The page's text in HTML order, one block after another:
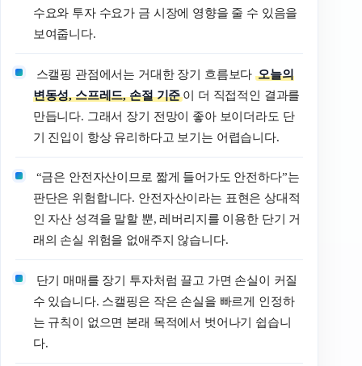
수요와 투자 수요가 금 시장에 영향을 줄 수 있음을
보여줍니다.
스캘핑 관점에서는 거대한 장기 흐름보다오늘의
변동성, 스프레드, 손절 기준 이 더 직접적인 결과를
만듭니다. 그래서 장기 전망이 좋아 보이더라도 단
기 진입이 항상 유리하다고 보기는 어렵습니다.
“금은 안전자산이므로 짧게 들어가도 안전하다”는
판단은 위험합니다. 안전자산이라는 표현은 상대적
인 자산 성격을 말할 뿐, 레버리지를 이용한 단기 거
래의 손실 위험을 없애주지 않습니다.
단기 매매를 장기 투자처럼 끌고 가면 손실이 커질
수 있습니다. 스캘핑은 작은 손실을 빠르게 인정하
는 규칙이 없으면 본래 목적에서 벗어나기 쉽습니
다.